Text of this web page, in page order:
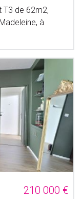
T3 de 62m2,
à
210 000 €